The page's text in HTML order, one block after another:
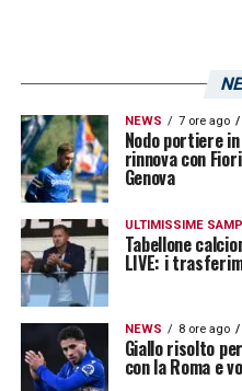
progetto centrale
SeAmerico Branco
Cherubini
in
tempi rapidi. La
rischio è quello di
già conosciuto
contesto genovese e
per il nuovo corso
Il nodo resta anche
NEWS 7 ore ago
Nodo portiere
rinnova con
Genova
ULTIMISSIME SAMP
Tabellone
LIVE: i
NEWS 8 ore ago
Giallo risolto
con la Roma e